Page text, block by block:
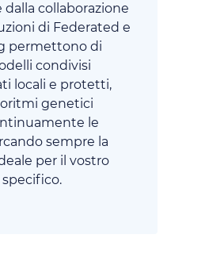
dalla collaborazione
di Federated e
permettono di
condivisi
locali e protetti,
genetici
le
sempre la
per il vostro